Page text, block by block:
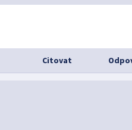
Citovat